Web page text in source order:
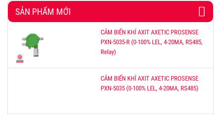
SẢN PHẨM MỚI
CẢM BIẾN KHÍ AXIT AXETIC PROSENSE
PXN-5035-R (0-100% LEL, 4-20MA, RS485,
Relay)
CẢM BIẾN KHÍ AXIT AXETIC PROSENSE
PXN-5035 (0-100% LEL, 4-20MA, RS485)